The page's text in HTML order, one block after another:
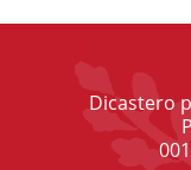
Dicastero